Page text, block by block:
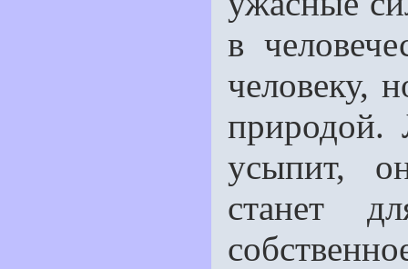
в
человеку,
природой.
усыпит,
станет